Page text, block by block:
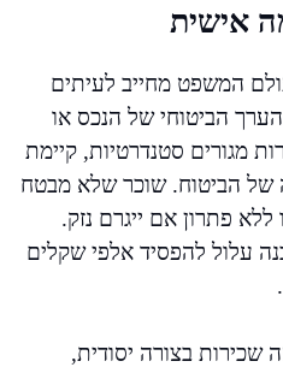
אישית
המשפט מחייב לעיתים
הערך הביטוחי של הנכס או
מגורים סטנדרטיות, קיימת
של הביטוח. שוכר שלא מבטח
פתרון אם ייגרם נזק.
עלול להפסיד אלפי שקלים
שכירות בצורה יסודית,